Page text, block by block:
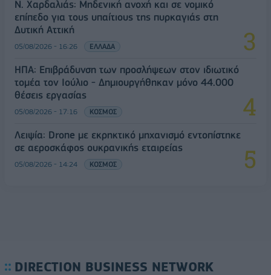
Ν. Χαρδαλιάς: Μηδενική ανοχή και σε νομικό
επίπεδο για τους υπαίτιους της πυρκαγιάς στη
Δυτική Αττική
05/08/2026 - 16:26 ΕΛΛΑΔΑ
ΗΠΑ: Επιβράδυνση των προσλήψεων στον ιδιωτικό
τομέα τον Ιούλιο - Δημιουργήθηκαν μόνο 44.000
θέσεις εργασίας
05/08/2026 - 17:16 ΚΟΣΜΟΣ
Λειψία: Drone με εκρηκτικό μηχανισμό εντοπίστηκε
σε αεροσκάφος ουκρανικής εταιρείας
05/08/2026 - 14:24 ΚΟΣΜΟΣ
DIRECTION BUSINESS NETWORK